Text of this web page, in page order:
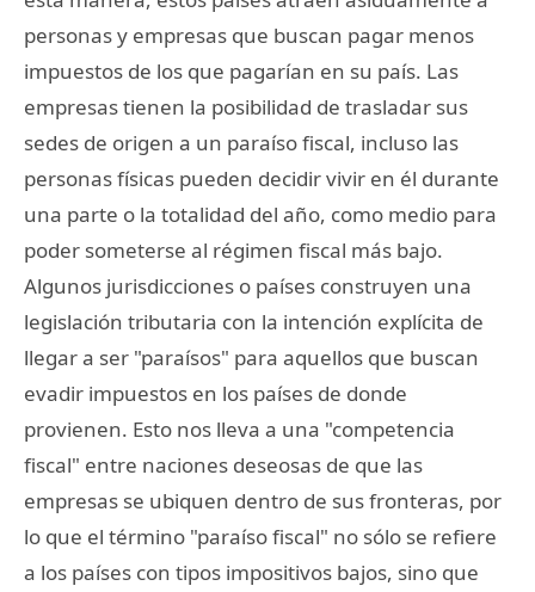
personas y empresas que buscan pagar menos
impuestos de los que pagarían en su país. Las
empresas tienen la posibilidad de trasladar sus
sedes de origen a un paraíso fiscal, incluso las
personas físicas pueden decidir vivir en él durante
una parte o la totalidad del año, como medio para
poder someterse al régimen fiscal más bajo.
Algunos jurisdicciones o países construyen una
legislación tributaria con la intención explícita de
llegar a ser "paraísos" para aquellos que buscan
evadir impuestos en los países de donde
provienen. Esto nos lleva a una "competencia
fiscal" entre naciones deseosas de que las
empresas se ubiquen dentro de sus fronteras, por
lo que el término "paraíso fiscal" no sólo se refiere
a los países con tipos impositivos bajos, sino que